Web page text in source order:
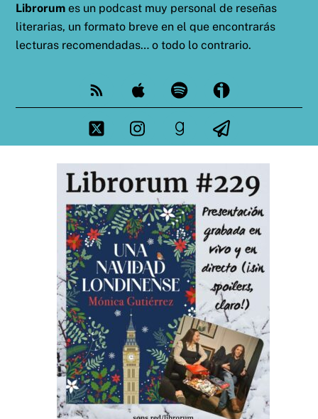
Librorum es un podcast muy personal de reseñas
literarias, un formato breve en el que encontrarás
lecturas recomendadas… o todo lo contrario.
Feed Apple Spotify Ivoox
Twitter InstagramgoodreadsTelegram